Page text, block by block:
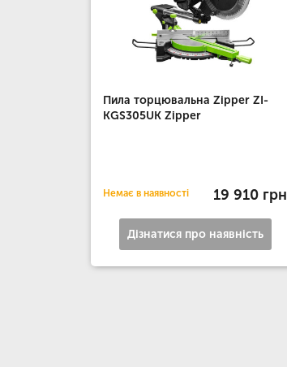
Пила торцювальна Zipper ZI-
KGS305UK Zipper
Немає в наявності 19 910 грн
Дізнатися про наявність